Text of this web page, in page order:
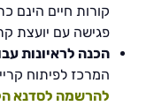
פגישה עם יועצת
הכנה לראיונות
המרכז לפיתוח
להרשמה לסדנא